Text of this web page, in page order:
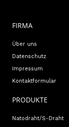
FIRMA
Über uns
Datenschutz
Impressum
Kontaktformular
PRODUKTE
Natodraht/S-Draht